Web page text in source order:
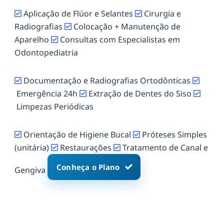
Aplicação de Flúor e Selantes
Cirurgia e
Radiografias
Colocação + Manutenção de
Aparelho
Consultas com Especialistas em
Odontopediatria
Documentação e Radiografias Ortodônticas
Emergência 24h
Extração de Dentes do Siso
Limpezas Periódicas
Orientação de Higiene Bucal
Próteses Simples
(unitária)
Restaurações Tratamento de Canal e
Gengiva Conheça o Plano